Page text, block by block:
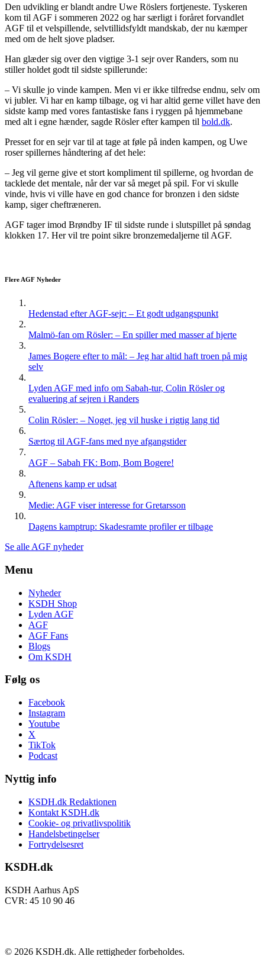
Den udvikling er blandt andre Uwe Röslers fortjeneste. Tyskeren
kom til AGF i sommeren 2022 og har særligt i foråret forvandlet
AGF til et velspillende, selvtillidsfyldt mandskab, der nu kæmper
med om de helt sjove pladser.
Han glæder sig over den vigtige 3-1 sejr over Randers, som nu
stiller holdet godt til sidste spillerunde:
– Vi skulle jo vinde kampen. Men vi er ikke tilfredse endnu, selv om
vi jubler. Vi har en kamp tilbage, og vi har altid gerne villet have den
sidste kamp med vores fantastiske fans i ryggen på hjemmebane
med alt i egne hænder, sagde Rösler efter kampen til bold.dk.
Presset for en sejr var til at tage at føle på inden kampen, og Uwe
roser spillernes håndtering af det hele:
– Jeg vil gerne give et stort kompliment til spillerne, og hvordan de
tacklede det mentale, når der var så meget på spil. For vi skulle
vinde, hvis vi ville have en god chance for bronzen i den sidste
kamp, siger cheftræneren.
AGF tager imod Brøndby IF til sidste runde i slutspillet på søndag
klokken 17. Her vil tre point sikre bronzemedaljerne til AGF.
Flere AGF Nyheder
Hedenstad efter AGF-sejr: – Et godt udgangspunkt
Malmö-fan om Rösler: – En spiller med masser af hjerte
James Bogere efter to mål: – Jeg har altid haft troen på mig
selv
Lyden AGF med info om Sabah-tur, Colin Rösler og
evaluering af sejren i Randers
Colin Rösler: – Noget, jeg vil huske i rigtig lang tid
Særtog til AGF-fans med nye afgangstider
AGF – Sabah FK: Bom, Bom Bogere!
Aftenens kamp er udsat
Medie: AGF viser interesse for Gretarsson
Dagens kamptrup: Skadesramte profiler er tilbage
Se alle AGF nyheder
Menu
Nyheder
KSDH Shop
Lyden AGF
AGF
AGF Fans
Blogs
Om KSDH
Følg os
Facebook
Instagram
Youtube
X
TikTok
Podcast
Nyttig info
KSDH.dk Redaktionen
Kontakt KSDH.dk
Cookie- og privatlivspolitik
Handelsbetingelser
Fortrydelsesret
KSDH.dk
KSDH Aarhus ApS
CVR: 45 10 90 46
© 2026 KSDH.dk. Alle rettigheder forbeholdes.